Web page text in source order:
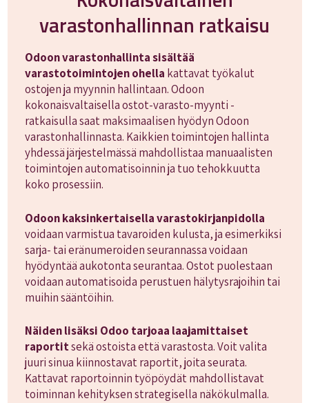
varastonhallinnan ratkaisu
Odoon varastonhallinta sisältää
varastotoimintojen ohella kattavat työkalut
ostojen ja myynnin hallintaan. Odoon
kokonaisvaltaisella ostot-varasto-myynti -
ratkaisulla saat maksimaalisen hyödyn Odoon
varastonhallinnasta. Kaikkien toimintojen hallinta
yhdessä järjestelmässä mahdollistaa manuaalisten
toimintojen automatisoinnin ja tuo tehokkuutta
koko prosessiin.
Odoon kaksinkertaisella varastokirjanpidolla
voidaan varmistua tavaroiden kulusta, ja esimerkiksi
sarja- tai eränumeroiden seurannassa voidaan
hyödyntää aukotonta seurantaa. Ostot puolestaan
voidaan automatisoida perustuen hälytysrajoihin tai
muihin sääntöihin.
Näiden lisäksi Odoo tarjoaa laajamittaiset
raportitsekä ostoista että varastosta. Voit valita
juuri sinua kiinnostavat raportit, joita seurata.
Kattavat raportoinnin työpöydät mahdollistavat
toiminnan kehityksen strategisella näkökulmalla.